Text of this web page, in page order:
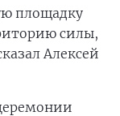
площадку
силы,
Алексей